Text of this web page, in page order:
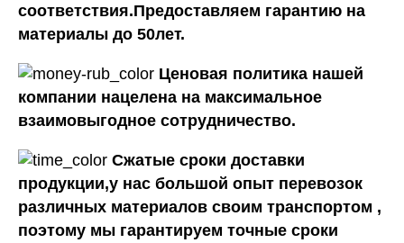
соответствия.Предоставляем гарантию на
материалы до 50лет.
Ценовая политика нашей
компании нацелена на максимальное
взаимовыгодное сотрудничество.
Сжатые сроки доставки
продукции,у нас большой опыт перевозок
различных материалов своим транспортом ,
поэтому мы гарантируем точные сроки